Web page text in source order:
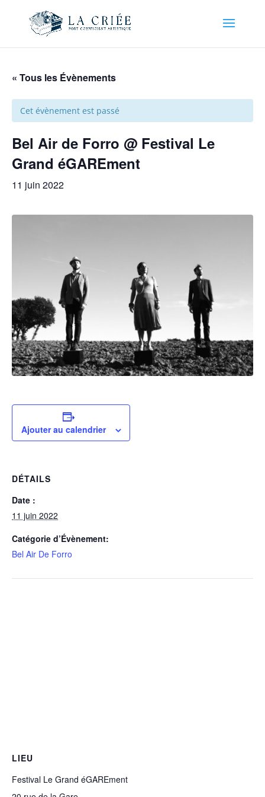
« Tous les Évènements
Cet évènement est passé
Bel Air de Forro @ Festival Le
Grand éGAREment
11 juin 2022
Ajouter au calendrier
DÉTAILS
Date :
11 juin 2022
Catégorie d’Évènement:
Bel Air De Forro
LIEU
Festival Le Grand éGAREment